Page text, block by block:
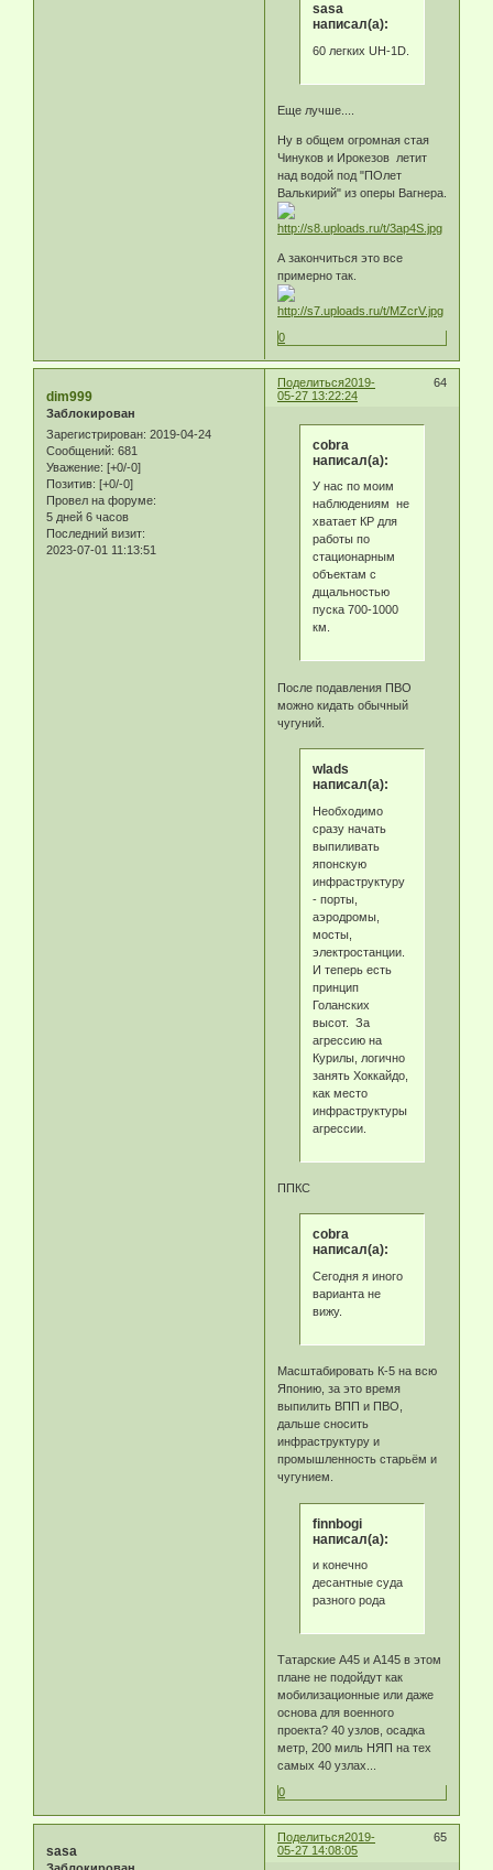
sasa
написал(а):
60 легких UH-1D.
Еще лучше....
Ну в общем огромная стая
Чинуков и Ирокезов летит
над водой под "ПОлет
Валькирий" из оперы Вагнера.
А закончиться это все
примерно так.
0
Поделиться 64
2019-
05-27 13:22:24
dim999
Заблокирован
Зарегистрирован: 2019-04-24
Сообщений: 681
Уважение: [+0/-0]
Позитив: [+0/-0]
Провел на форуме:
5 дней 6 часов
Последний визит:
2023-07-01 11:13:51
cobra
написал(а):
У нас по моим
наблюдениям не
хватает КР для
работы по
стационарным
объектам с
дщальностью
пуска 700-1000
км.
После подавления ПВО
можно кидать обычный
чугуний.
wlads
написал(а):
Необходимо
сразу начать
выпиливать
японскую
инфраструктуру
- порты,
аэродромы,
мосты,
электростанции.
И теперь есть
принцип
Голанских
высот. За
агрессию на
Курилы, логично
занять Хоккайдо,
как место
инфраструктуры
агрессии.
ППКС
cobra
написал(а):
Сегодня я иного
варианта не
вижу.
Масштабировать К-5 на всю
Японию, за это время
выпилить ВПП и ПВО,
дальше сносить
инфраструктуру и
промышленность старьём и
чугунием.
finnbogi
написал(а):
и конечно
десантные суда
разного рода
Татарские А45 и А145 в этом
плане не подойдут как
мобилизационные или даже
основа для военного
проекта? 40 узлов, осадка
метр, 200 миль НЯП на тех
самых 40 узлах...
0
Поделиться 65
2019-
05-27 14:08:05
sasa